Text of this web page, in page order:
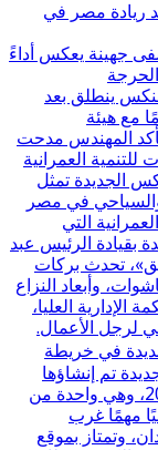
ريادة مصر في
جهينة يعكس أداءً
ينطلق بعد
مع هيئة
المهندس مدحت
العمرانية
الجديدة تمثل
في مصر
التي
بقيادة الرئيس عبد
تحدث بركات
وأبعاد النزاع
الإدارية العليا،
لرجل الأعمال.
في خريطة
تم إنشاؤها
بقرار مجلس الوزراء رقم 361 لسنة 2018، وهي واحدة من
مهمًا غرب
تقارب 60 ألف فدان، وتمتاز بموقع